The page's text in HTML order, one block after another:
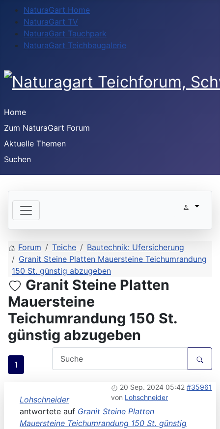
NaturaGart Home
NaturaGart TV
NaturaGart Tauchpark
NaturaGart Teichbaugalerie
Home
Zum NaturaGart Forum
Aktuelle Themen
Suchen
Forum Teiche
Bautechnik: Ufersicherung
Granit Steine Platten Mauersteine Teichumrandung
150 St. günstig abzugeben
Granit Steine Platten
Mauersteine
Teichumrandung 150 St.
günstig abzugeben
1
20 Sep. 2024 05:42 #35961
von Lohschneider
Lohschneider
antwortete auf Granit Steine Platten
Mauersteine Teichumrandung 150 St. günstig